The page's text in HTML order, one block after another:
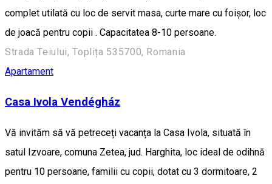
complet utilată cu loc de servit masa, curte mare cu foișor, loc
de joacă pentru copii . Capacitatea 8-10 persoane.
Strada Teiului, Toplița 535700, Romania
Apartament
Casa Ivola Vendégház
Vă invităm să vă petreceți vacanța la Casa Ivola, situată în
satul Izvoare, comuna Zetea, jud. Harghita, loc ideal de odihnă
pentru 10 persoane, familii cu copii, dotat cu 3 dormitoare, 2